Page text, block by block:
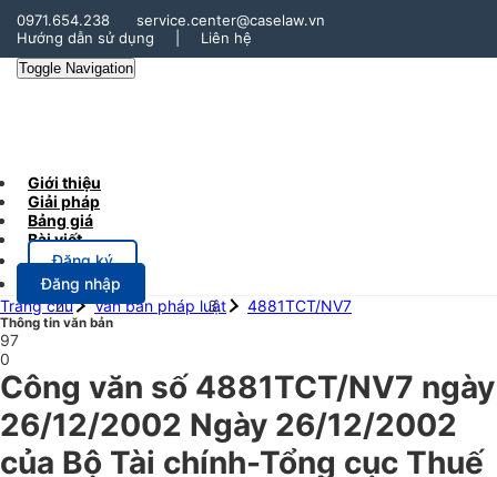
0971.654.238
service.center@caselaw.vn
Hướng dẫn sử dụng
Liên hệ
Toggle Navigation
Giới thiệu
Giải pháp
Bảng giá
Bài viết
Đăng ký
Đăng nhập
Trang chủ
Văn bản pháp luật 4881TCT/NV7
Thông tin văn bản
97
0
Công văn số 4881TCT/NV7 ngày
26/12/2002 Ngày 26/12/2002
của Bộ Tài chính-Tổng cục Thuế